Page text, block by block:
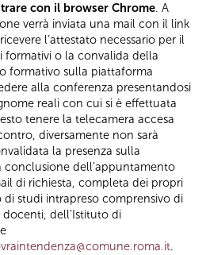
con il browser Chrome. A
verrà inviata una mail con il link
l’attestato necessario per il
formativi o la convalida della
formativo sulla piattaforma
alla conferenza presentandosi
reali con cui si è effettuata
tenere la telecamera accesa
diversamente non sarà
la presenza sulla
conclusione dell’appuntamento
di richiesta, completa dei propri
studi intrapreso comprensivo di
dell'Istituto di
.